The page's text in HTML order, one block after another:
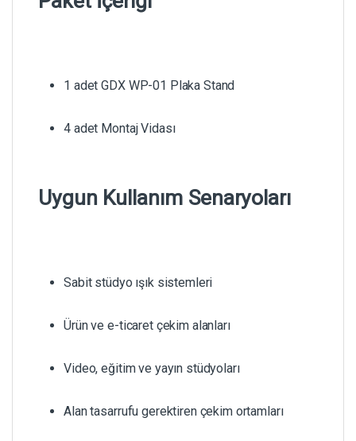
1 adet GDX WP-01 Plaka Stand
4 adet Montaj Vidası
Uygun Kullanım Senaryoları
Sabit stüdyo ışık sistemleri
Ürün ve e-ticaret çekim alanları
Video, eğitim ve yayın stüdyoları
Alan tasarrufu gerektiren çekim ortamları